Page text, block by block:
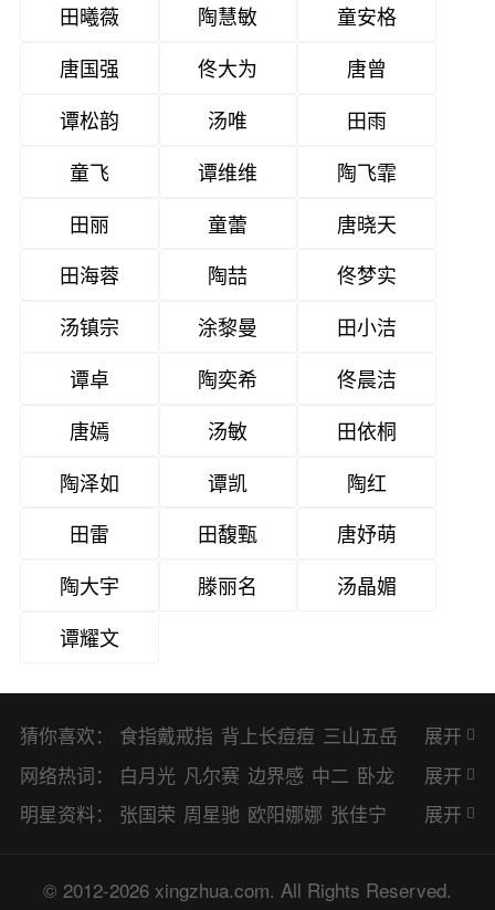
田曦薇
陶慧敏
童安格
唐国强
佟大为
唐曾
谭松韵
汤唯
田雨
童飞
谭维维
陶飞霏
田丽
童蕾
唐晓天
田海蓉
陶喆
佟梦实
汤镇宗
涂黎曼
田小洁
谭卓
陶奕希
佟晨洁
唐嫣
汤敏
田依桐
陶泽如
谭凯
陶红
田雷
田馥甄
唐妤萌
陶大宇
滕丽名
汤晶媚
谭耀文
猜你喜欢： 食指戴戒指 背上长痘痘 三山五岳
避暑胜地
展开
网络热词：
白月光 凡尔赛 边界感 中二 卧龙
凤雏 二次元 KPI EMO CP BUG
胺 SP OC HOLD OEM BP 猎奇
展开
明星资料：
张国荣 周星驰 欧阳娜娜 张佳宁
谭松韵 唐嫣 童瑶 宋茜 孙俪 倪
展开
© 2012-2026 xingzhua.com. All Rights Reserved.